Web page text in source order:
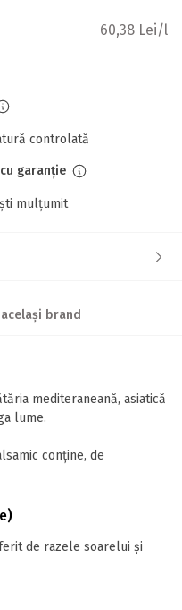
60,38 Lei/l
controlată
garanție
mulțumit
brand
mediteraneană, asiatică
lume.
conține, de
de razele soarelui și